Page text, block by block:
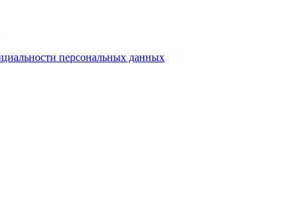
персональных данных